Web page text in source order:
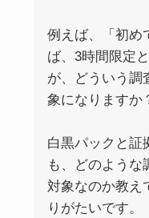
例えば、「初め
ば、3時間限定
が、どういう調
象になりますか
白黒パックと証
も、どのような
対象なのか教え
りがたいです。